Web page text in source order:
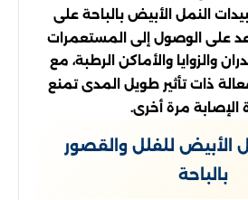
النمل الأبيض بالباحة على
على الوصول إلى المستعمرات
والزوايا والأماكن الرطبة، مع
ذات تأثير طويل المدى تمنع
الإصابة مرة أخرى.
الأبيض للفلل والقصور
بالباحة